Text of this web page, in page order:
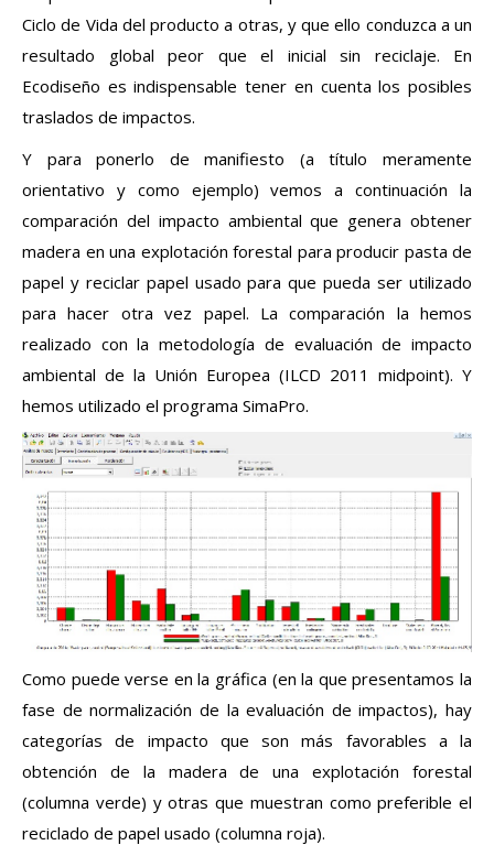
Ciclo de Vida del producto a otras, y que ello conduzca a un
resultado global peor que el inicial sin reciclaje. En
Ecodiseño es indispensable tener en cuenta los posibles
traslados de impactos.
Y para ponerlo de manifiesto (a título meramente
orientativo y como ejemplo) vemos a continuación la
comparación del impacto ambiental que genera obtener
madera en una explotación forestal para producir pasta de
papel y reciclar papel usado para que pueda ser utilizado
para hacer otra vez papel. La comparación la hemos
realizado con la metodología de evaluación de impacto
ambiental de la Unión Europea (ILCD 2011 midpoint). Y
hemos utilizado el programa SimaPro.
Como puede verse en la gráfica (en la que presentamos la
fase de normalización de la evaluación de impactos), hay
categorías de impacto que son más favorables a la
obtención de la madera de una explotación forestal
(columna verde) y otras que muestran como preferible el
reciclado de papel usado (columna roja).